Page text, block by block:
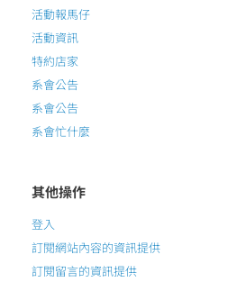
活動報馬仔
活動資訊
特約店家
系會公告
系會公告
系會忙什麼
其他操作
登入
訂閱網站內容的資訊提供
訂閱留言的資訊提供